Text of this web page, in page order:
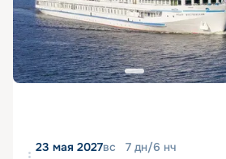
23 мая 2027вс 7 дн/6 нч